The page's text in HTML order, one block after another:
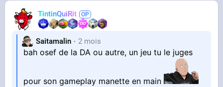
YOUTUBE
God of War Laufey - Gameplay Reveal Trailer |
PS5 Games
PlayStation
TintinQuiRit
Saitamalin 2 mois
bah osef de la DA ou autre, un jeu tu le juges
pour son gameplay manette en main